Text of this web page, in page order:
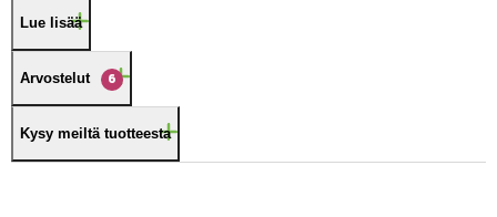
Lue lisää
Arvostelut 6
Kysy meiltä tuotteesta